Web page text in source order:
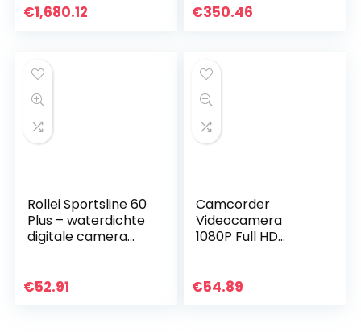
opname, inclusief
€1,680.12 €350.46
Rollei Sportsline 60
Plus – waterdichte
digitale camera
Sports-Cam met
€52.91
Camcorder
Videocamera
1080P Full HD
Nachtzicht 16x
€54.89